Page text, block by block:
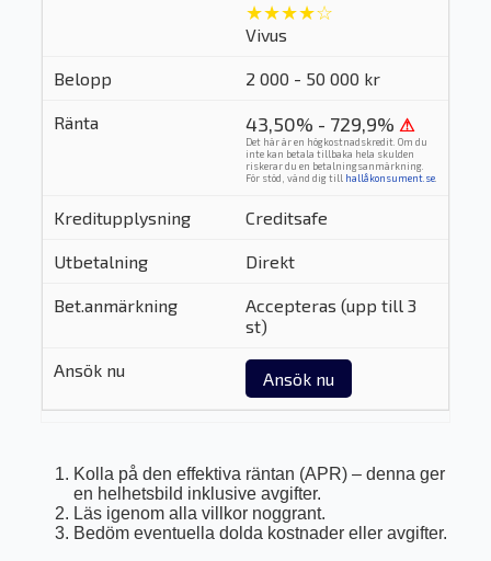
★★★★☆
Vivus
2 000 - 50 000 kr
43,50% - 729,9% ⚠
Det här är en högkostnadskredit. Om du
inte kan betala tillbaka hela skulden
riskerar du en betalningsanmärkning.
För stöd, vänd dig till hallåkonsument.se.
Creditsafe
Direkt
Accepteras (upp till 3
st)
Ansök nu
Kolla på den effektiva räntan (APR) – denna ger
en helhetsbild inklusive avgifter.
Läs igenom alla villkor noggrant.
Bedöm eventuella dolda kostnader eller avgifter.